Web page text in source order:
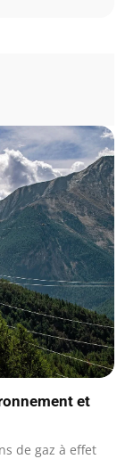
et
de gaz à effet